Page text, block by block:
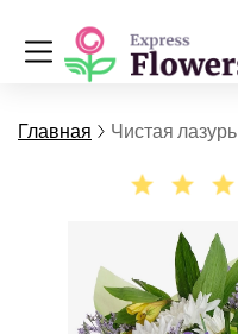
Главная Чистая лазурь